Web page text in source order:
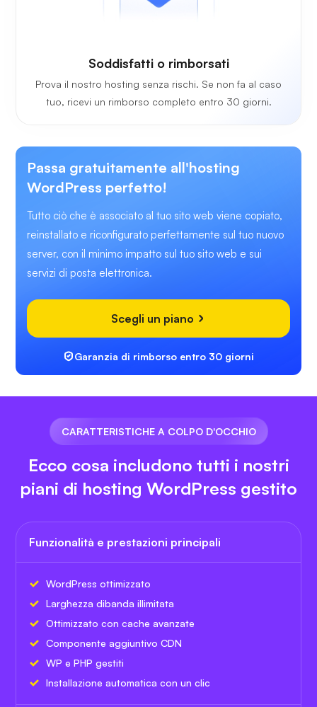
Soddisfatti o rimborsati
Prova il nostro hosting senza rischi. Se non fa al caso
tuo, ricevi un rimborso completo entro 30 giorni.
Passa gratuitamente all'hosting
WordPress perfetto!
Tutto ciò che è associato al tuo sito web viene copiato,
reinstallato e riconfigurato perfettamente sul tuo nuovo
server, con il minimo impatto sul tuo sito web e sui
servizi di posta elettronica.
Scegli un piano
Garanzia di rimborso entro 30 giorni
CARATTERISTICHE A COLPO D'OCCHIO
Ecco cosa includono tutti i nostri
piani di hosting WordPress gestito
Funzionalità e prestazioni principali
WordPress ottimizzato
Larghezza dibanda illimitata
Ottimizzato con cache avanzate
Componente aggiuntivo CDN
WP e PHP gestiti
Installazione automatica con un clic